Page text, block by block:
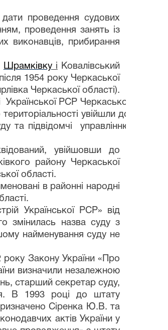
проведення судових
проведення занять із
виконавців, прибирання
Шрамківку і Ковалівський
1954 року Черкаської
Черкаської області).
РСР Черкаської
увійшли до
та підвідомчі управлінню
увійшовши до
району Черкаської
області.
в районні народні
Української РСР» від
змінилась назва суду з
найменування суду не
року Закону України «Про
визначили незалежною
старший секретар суду,
В 1993 році до штату
Сіренка Ю.В. та
актів України у